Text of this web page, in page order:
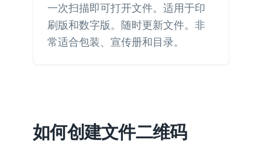
一次扫描即可打开文件。适用于印
刷版和数字版。随时更新文件。非
常适合包装、宣传册和目录。
如何创建文件二维码